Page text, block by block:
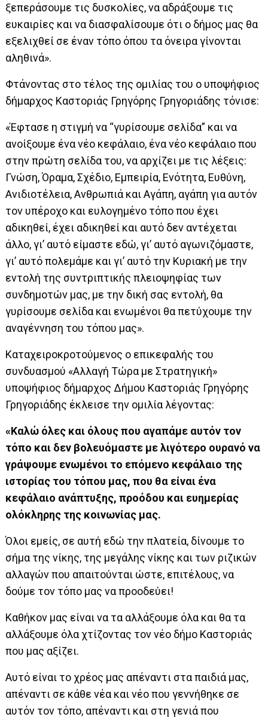
ξεπεράσουμε τις δυσκολίες, να αδράξουμε τις
ευκαιρίες και να διασφαλίσουμε ότι ο δήμος μας θα
εξελιχθεί σε έναν τόπο όπου τα όνειρα γίνονται
αληθινά».
Φτάνοντας στο τέλος της ομιλίας του ο υποψήφιος
δήμαρχος Καστοριάς Γρηγόρης Γρηγοριάδης τόνισε:
«Έφτασε η στιγμή να “γυρίσουμε σελίδα” και να
ανοίξουμε ένα νέο κεφάλαιο, ένα νέο κεφάλαιο που
στην πρώτη σελίδα του, να αρχίζει με τις λέξεις:
Γνώση, Όραμα, Σχέδιο, Εμπειρία, Ενότητα, Ευθύνη,
Ανιδιοτέλεια, Ανθρωπιά και Αγάπη, αγάπη για αυτόν
τον υπέροχο και ευλογημένο τόπο που έχει
αδικηθεί, έχει αδικηθεί και αυτό δεν αντέχεται
άλλο, γι’ αυτό είμαστε εδώ, γι’ αυτό αγωνιζόμαστε,
γι’ αυτό πολεμάμε και γι’ αυτό την Κυριακή με την
εντολή της συντριπτικής πλειοψηφίας των
συνδημοτών μας, με την δική σας εντολή, θα
γυρίσουμε σελίδα και ενωμένοι θα πετύχουμε την
αναγέννηση του τόπου μας».
Καταχειροκροτούμενος ο επικεφαλής του
συνδυασμού «Αλλαγή Τώρα με Στρατηγική»
υποψήφιος δήμαρχος Δήμου Καστοριάς Γρηγόρης
Γρηγοριάδης έκλεισε την ομιλία λέγοντας:
«Καλώ όλες και όλους που αγαπάμε αυτόν τον
τόπο και δεν βολευόμαστε με λιγότερο ουρανό να
γράψουμε ενωμένοι το επόμενο κεφάλαιο της
ιστορίας του τόπου μας, που θα είναι ένα
κεφάλαιο ανάπτυξης, προόδου και ευημερίας
ολόκληρης της κοινωνίας μας.
Όλοι εμείς, σε αυτή εδώ την πλατεία, δίνουμε το
σήμα της νίκης, της μεγάλης νίκης και των ριζικών
αλλαγών που απαιτούνται ώστε, επιτέλους, να
δούμε τον τόπο μας να προοδεύει!
Καθήκον μας είναι να τα αλλάξουμε όλα και θα τα
αλλάξουμε όλα χτίζοντας τον νέο δήμο Καστοριάς
που μας αξίζει.
Αυτό είναι το χρέος μας απέναντι στα παιδιά μας,
απέναντι σε κάθε νέα και νέο που γεννήθηκε σε
αυτόν τον τόπο, απέναντι και στη γενιά που